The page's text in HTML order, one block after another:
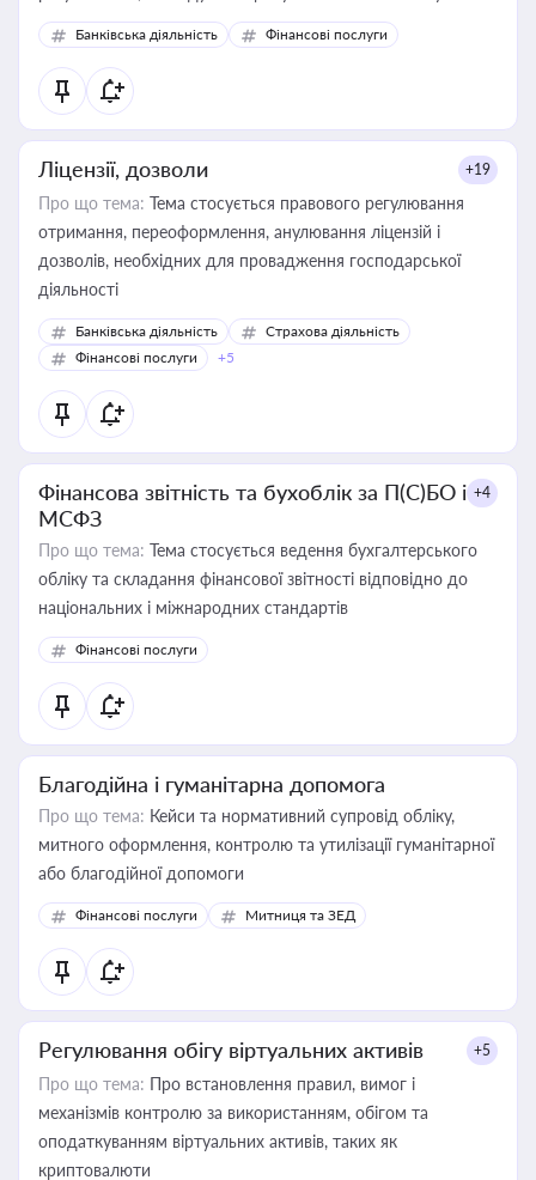
Банківська діяльність Фінансові послуги
Ліцензії, дозволи +19
Про що тема: Тема стосується правового регулювання
отримання, переоформлення, анулювання ліцензій і
дозволів, необхідних для провадження господарської
діяльності
Банківська діяльність
Страхова діяльність
Фінансові послуги
+5
Фінансова звітність та бухоблік за П(С)БО і
МСФЗ
+4
Про що тема: Тема стосується ведення бухгалтерського
обліку та складання фінансової звітності відповідно до
національних і міжнародних стандартів
Фінансові послуги
Благодійна і гуманітарна допомога
Про що тема: Кейси та нормативний супровід обліку,
митного оформлення, контролю та утилізації гуманітарної
або благодійної допомоги
Фінансові послуги Митниця та ЗЕД
Регулювання обігу віртуальних активів +5
Про що тема: Про встановлення правил, вимог і
механізмів контролю за використанням, обігом та
оподаткуванням віртуальних активів, таких як
криптовалюти